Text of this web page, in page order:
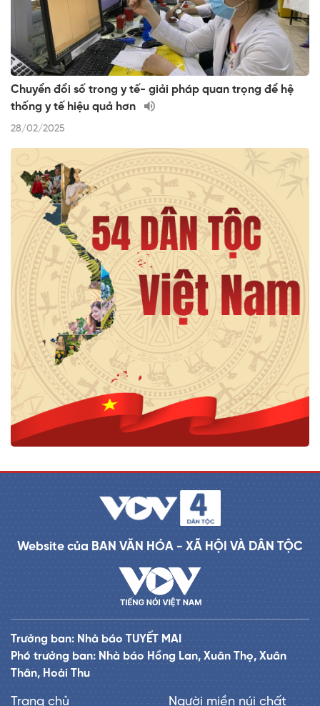
Chuyển đổi số trong y tế- giải pháp quan trọng để hệ
thống y tế hiệu quả hơn
28/02/2025
Website của BAN VĂN HÓA - XÃ HỘI VÀ DÂN TỘC
Trưởng ban: Nhà báo TUYẾT MAI
Phó trưởng ban: Nhà báo Hồng Lan, Xuân Thọ, Xuân
Thân, Hoài Thu
Trang chủ Người miền núi chất